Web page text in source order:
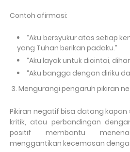
Contoh afirmasi:
“Aku bersyukur atas setiap
yang Tuhan berikan padaku.”
“Aku layak untuk dicintai,
“Aku bangga dengan diriku
3. Mengurangi pengaruh pikiran
Pikiran negatif bisa datang
kritik, atau perbandingan
positif membantu
menggantikan kecemasan